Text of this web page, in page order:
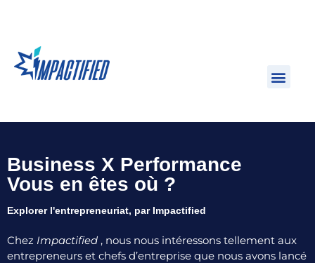
Business X Performance
Vous en êtes où ?
Explorer l'entrepreneuriat, par Impactified
Chez Impactified , nous nous intéressons tellement aux
entrepreneurs et chefs d’entreprise que nous avons lancé